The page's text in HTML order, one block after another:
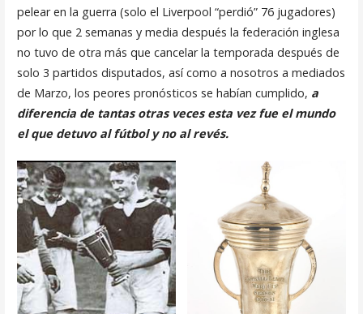
pelear en la guerra (solo el Liverpool “perdió” 76 jugadores)
por lo que 2 semanas y media después la federación inglesa
no tuvo de otra más que cancelar la temporada después de
solo 3 partidos disputados, así como a nosotros a mediados
de Marzo, los peores pronósticos se habían cumplido, a
diferencia de tantas otras veces esta vez fue el mundo
el que detuvo al fútbol y no al revés.